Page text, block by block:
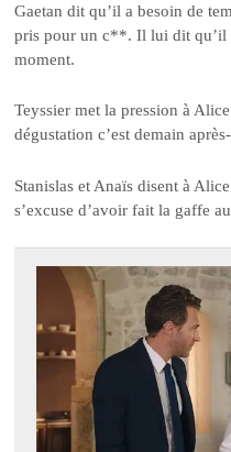
Gaetan dit qu’il a besoin de
pris pour un c**. Il lui dit qu’il
moment.
Teyssier met la pression à
dégustation c’est demain
Stanislas et Anaïs disent à
s’excuse d’avoir fait la gaffe